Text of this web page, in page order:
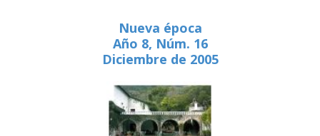
Nueva época
Año 8, Núm. 16
Diciembre de 2005